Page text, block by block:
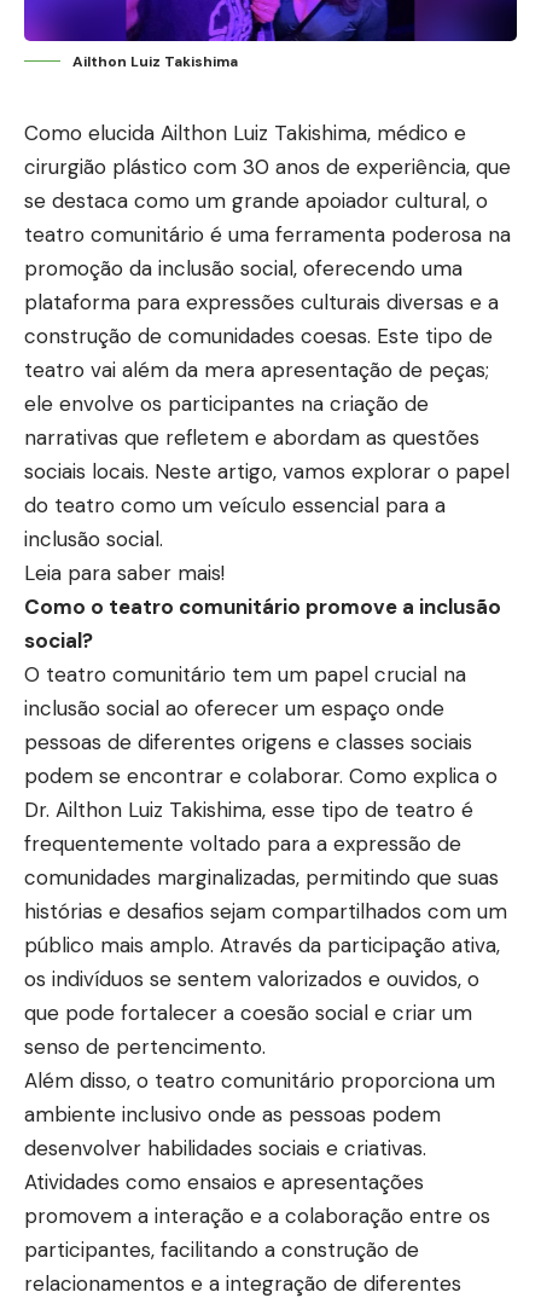
Ailthon Luiz Takishima
Como elucida Ailthon Luiz Takishima, médico e
cirurgião plástico com 30 anos de experiência, que
se destaca como um grande apoiador cultural, o
teatro comunitário é uma ferramenta poderosa na
promoção da inclusão social, oferecendo uma
plataforma para expressões culturais diversas e a
construção de comunidades coesas. Este tipo de
teatro vai além da mera apresentação de peças;
ele envolve os participantes na criação de
narrativas que refletem e abordam as questões
sociais locais. Neste artigo, vamos explorar o papel
do teatro como um veículo essencial para a
inclusão social.
Leia para saber mais!
Como o teatro comunitário promove a inclusão
social?
O teatro comunitário tem um papel crucial na
inclusão social ao oferecer um espaço onde
pessoas de diferentes origens e classes sociais
podem se encontrar e colaborar. Como explica o
Dr. Ailthon Luiz Takishima, esse tipo de teatro é
frequentemente voltado para a expressão de
comunidades marginalizadas, permitindo que suas
histórias e desafios sejam compartilhados com um
público mais amplo. Através da participação ativa,
os indivíduos se sentem valorizados e ouvidos, o
que pode fortalecer a coesão social e criar um
senso de pertencimento.
Além disso, o teatro comunitário proporciona um
ambiente inclusivo onde as pessoas podem
desenvolver habilidades sociais e criativas.
Atividades como ensaios e apresentações
promovem a interação e a colaboração entre os
participantes, facilitando a construção de
relacionamentos e a integração de diferentes